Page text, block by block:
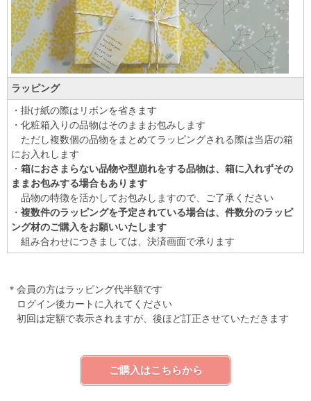
ラッピング
・掛け紙の際はリボンを省きます
・化粧箱入りの品物はそのままお包みします
ただし複数個の品物をまとめてラッピングされる際は当店の箱
にお入れします
・ 箱におさまらない品物や型崩れをする品物は、箱に入れずその
ままお包みする場合もあります
品物の特徴を活かしてお包みしますので、ご了承ください
・ 複数件のラッピングを予定されている場合は、件数分のラッピ
ング材のご購入をお願いいたします
組み合わせにつきましては、決済画面で承ります
＊会員の方はラッピング代半額です
ログイン後カートに入れてください
初回は定額で表示されますが、後ほど訂正させていただきます
ご購入はこちらから